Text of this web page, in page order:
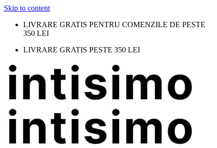
Skip to content
LIVRARE GRATIS PENTRU COMENZILE DE PESTE
350 LEI
LIVRARE GRATIS PESTE 350 LEI